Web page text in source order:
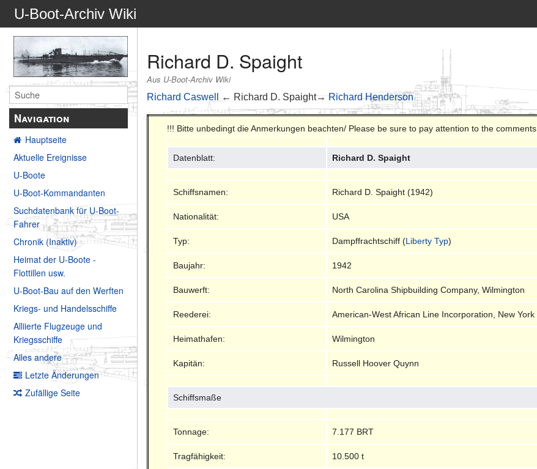
U-Boot-Archiv Wiki
Navigation
Hauptseite
Aktuelle Ereignisse
U-Boote
U-Boot-Kommandanten
Suchdatenbank für U-Boot-
Fahrer
Chronik (Inaktiv)
Heimat der U-Boote -
Flottillen usw.
U-Boot-Bau auf den Werften
Kriegs- und Handelsschiffe
Alliierte Flugzeuge und
Kriegsschiffe
Alles andere
Letzte Änderungen
Zufällige Seite
Richard D. Spaight
Aus U-Boot-Archiv Wiki
Richard Caswell ← Richard D. Spaight→ Richard Henderson
!!! Bitte unbedingt die Anmerkungen beachten/ Please be sure to pay attention to the comments
Datenblatt: Richard D. Spaight
Schiffsnamen: Richard D. Spaight (1942)
Nationalität: USA
Typ: Dampffrachtschiff (Liberty Typ)
Baujahr: 1942
Bauwerft: North Carolina Shipbuilding Company, Wilmington
Reederei: American-West African Line Incorporation, New York
Heimathafen: Wilmington
Kapitän: Russell Hoover Quynn
Schiffsmaße
Tonnage: 7.177 BRT
Tragfähigkeit: 10.500 t